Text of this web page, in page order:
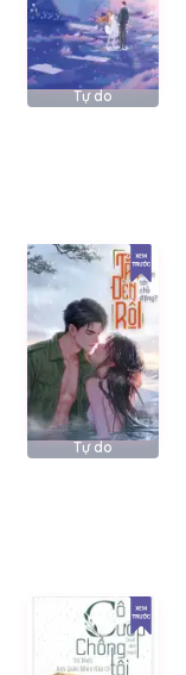
Tự do
Tự do